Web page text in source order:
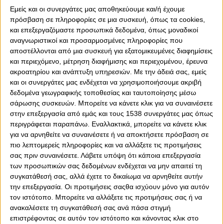
Εμείς και οι συνεργάτες μας αποθηκεύουμε και/ή έχουμε
πρόσβαση σε πληροφορίες σε μια συσκευή, όπως τα cookies,
και επεξεργαζόμαστε προσωπικά δεδομένα, όπως μοναδικοί
αναγνωριστικοί και προσαρμοσμένες πληροφορίες που
αποστέλλονται από μια συσκευή για εξατομικευμένες διαφημίσεις
και περιεχόμενο, μέτρηση διαφήμισης και περιεχομένου, έρευνα
ακροατηρίου και ανάπτυξη υπηρεσιών. Με την άδειά σας, εμείς
και οι συνεργάτες μας ενδέχεται να χρησιμοποιήσουμε ακριβή
δεδομένα γεωγραφικής τοποθεσίας και ταυτοποίησης μέσω
σάρωσης συσκευών. Μπορείτε να κάνετε κλικ για να συναινέσετε
στην επεξεργασία από εμάς και τους 1538 συνεργάτες μας όπως
περιγράφεται παραπάνω. Εναλλακτικά, μπορείτε να κάνετε κλικ
για να αρνηθείτε να συναινέσετε ή να αποκτήσετε πρόσβαση σε
πιο λεπτομερείς πληροφορίες και να αλλάξετε τις προτιμήσεις
σας πριν συναινέσετε. Λάβετε υπόψη ότι κάποια επεξεργασία
των προσωπικών σας δεδομένων ενδέχεται να μην απαιτεί τη
συγκατάθεσή σας, αλλά έχετε το δικαίωμα να αρνηθείτε αυτήν
την επεξεργασία. Οι προτιμήσεις σαςθα ισχύουν μόνο για αυτόν
τον ιστότοπο. Μπορείτε να αλλάξετε τις προτιμήσεις σας ή να
ανακαλέσετε τη συγκατάθεσή σας ανά πάσα στιγμή
επιστρέφοντας σε αυτόν τον ιστότοπο και κάνοντας κλικ στο
0 0
Με απόλυτη επιτυχία διοργανώθηκε το Super Cup στο
«Γεώργιος Καραϊσκάκης» το βράδυ της Τετάρτης (17/8).
Η UEFA έμεινε εντυπωσιασμένη από τις εγκαταστάσεις
και από τους ανθρώπους του φαληρικού γηπέδου που
έδωσαν τον καλύτερο ευατό τους για να βγει ένα
εξαιρετικό αποτέλεσμα.
Μάλιστα, σήμερα (18/8) ο επικεφαλής του επιτελείου
οργάνωσης του UEFA Super Cup 2023, Didier Andrist,
επισκέφθηκε τον Πρόεδρο και Διευθύνοντα Σύμβουλο
του Σταδίου Καραϊσκάκη, Βασίλη Βασιλειάδη και του
παρέδωσε μπρούτζινη πλάκα, την οποία έστειλε ο
πρόεδρος της UEFA, Αλεξάντερ Τσέφεριν.